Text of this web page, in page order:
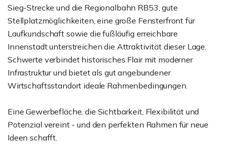
Sieg-Strecke und die Regionalbahn RB53, gute
Stellplatzmöglichkeiten, eine große Fensterfront für
Laufkundschaft sowie die fußläufig erreichbare
Innenstadt unterstreichen die Attraktivität dieser Lage.
Schwerte verbindet historisches Flair mit moderner
Infrastruktur und bietet als gut angebundener
Wirtschaftsstandort ideale Rahmenbedingungen.
Eine Gewerbefläche, die Sichtbarkeit, Flexibilität und
Potenzial vereint - und den perfekten Rahmen für neue
Ideen schafft.